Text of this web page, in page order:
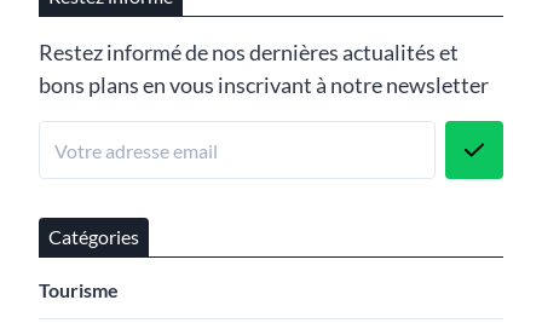
Restez informé de nos dernières actualités et
bons plans en vous inscrivant à notre newsletter
Catégories
Tourisme